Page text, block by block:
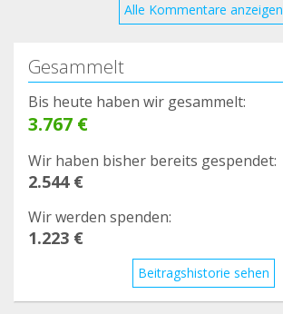
Alle Kommentare anzeigen
Gesammelt
Bis heute haben wir gesammelt:
3.767 €
Wir haben bisher bereits gespendet:
2.544 €
Wir werden spenden:
1.223 €
Beitragshistorie sehen